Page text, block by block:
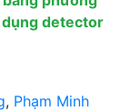
dụng detector
, Phạm Minh